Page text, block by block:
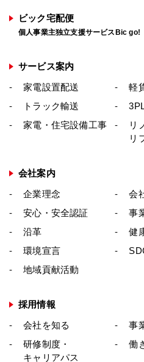
著作権
当サイト上で公開して
いる場合を除き、事前
頒布または複製するこ
形態に関係なく一切禁
個人情報・著作権に関
株式会社ビックロジサ
〒335-0031 埼玉県戸田
FAX：048-422-0017
ビック宅配便
個人事業主独立支援サービスBic go!
サービス案内
家電設置配送
軽
トラック輸送
家電・住宅設備工事
リ
リ
会社案内
企業理念
会
安心・安全認証
事
沿革
健
環境宣言
地域貢献活動
採用情報
会社を知る
事
研修制度・
キャリアパス
働